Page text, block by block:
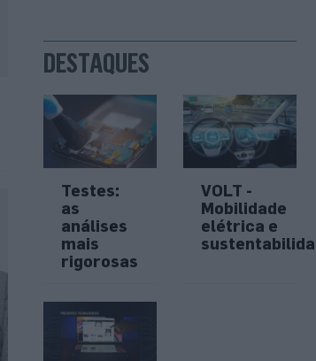
DESTAQUES
Testes:
as
análises
mais
rigorosas
VOLT -
Mobilidade
elétrica e